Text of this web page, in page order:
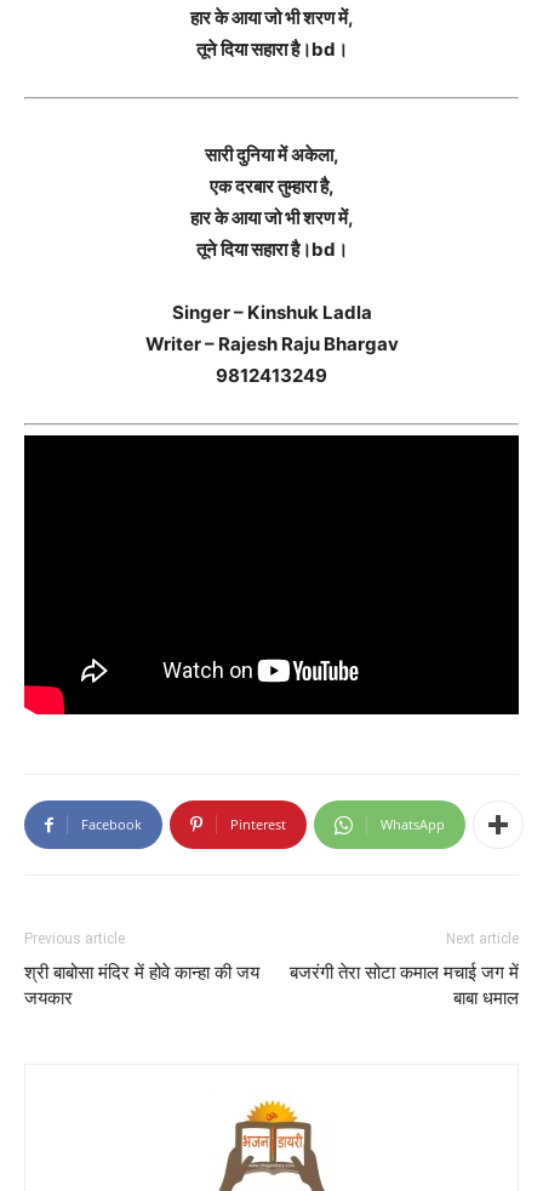
हार के आया जो भी शरण में,
तूने दिया सहारा है।bd।
सारी दुनिया में अकेला,
एक दरबार तुम्हारा है,
हार के आया जो भी शरण में,
तूने दिया सहारा है।bd।
Singer – Kinshuk Ladla
Writer – Rajesh Raju Bhargav
9812413249
Facebook Pinterest WhatsApp
Previous article
श्री बाबोसा मंदिर में होवे कान्हा की जय
जयकार
Next article
बजरंगी तेरा सोटा कमाल मचाई जग में
बाबा धमाल